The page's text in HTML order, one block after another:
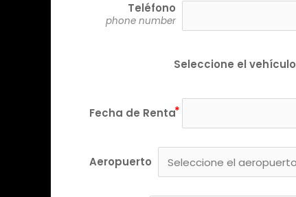
Teléfono
phone number
Seleccione el vehículo
Fecha de Renta
Aeropuerto